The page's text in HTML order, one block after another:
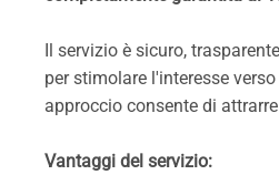
Il servizio è sicuro,
per stimolare l'interesse
approccio consente di
Vantaggi del servizio: